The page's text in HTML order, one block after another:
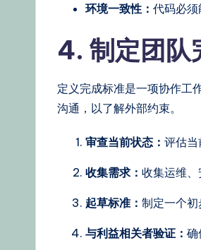
环境一致性： 代码必须
4. 制定团队
定义完成标准是一项协作工
沟通，以了解外部约束。
审查当前状态： 评估当
收集需求： 收集运维、
起草标准： 制定一个初
与利益相关者验证： 确